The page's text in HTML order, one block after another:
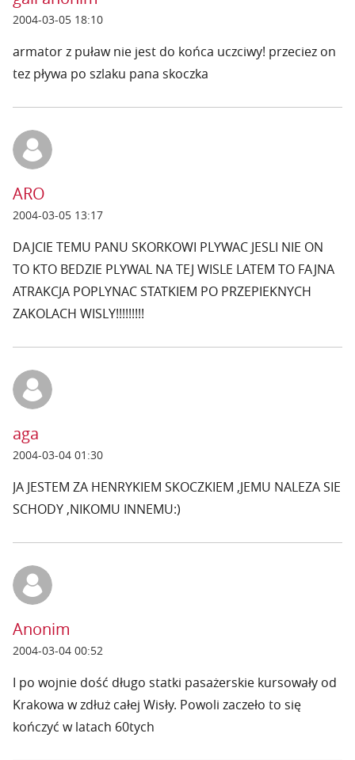
2004-03-05 18:10
armator z puław nie jest do końca uczciwy! przeciez on
tez pływa po szlaku pana skoczka
ARO
2004-03-05 13:17
DAJCIE TEMU PANU SKORKOWI PLYWAC JESLI NIE ON
TO KTO BEDZIE PLYWAL NA TEJ WISLE LATEM TO FAJNA
ATRAKCJA POPLYNAC STATKIEM PO PRZEPIEKNYCH
ZAKOLACH WISLY!!!!!!!!!
aga
2004-03-04 01:30
JA JESTEM ZA HENRYKIEM SKOCZKIEM ,JEMU NALEZA SIE
SCHODY ,NIKOMU INNEMU:)
Anonim
2004-03-04 00:52
I po wojnie dość długo statki pasażerskie kursowały od
Krakowa w zdłuż całej Wisły. Powoli zaczeło to się
kończyć w latach 60tych